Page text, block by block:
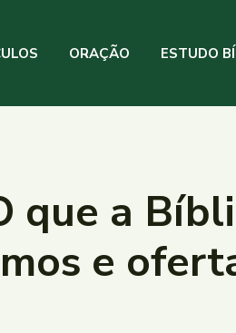
ORAÇÃO ESTUDO
que a
e